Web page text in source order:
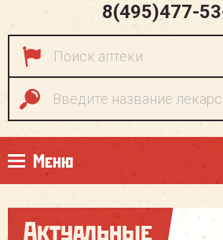
8(495)477-
Меню
Актуальные